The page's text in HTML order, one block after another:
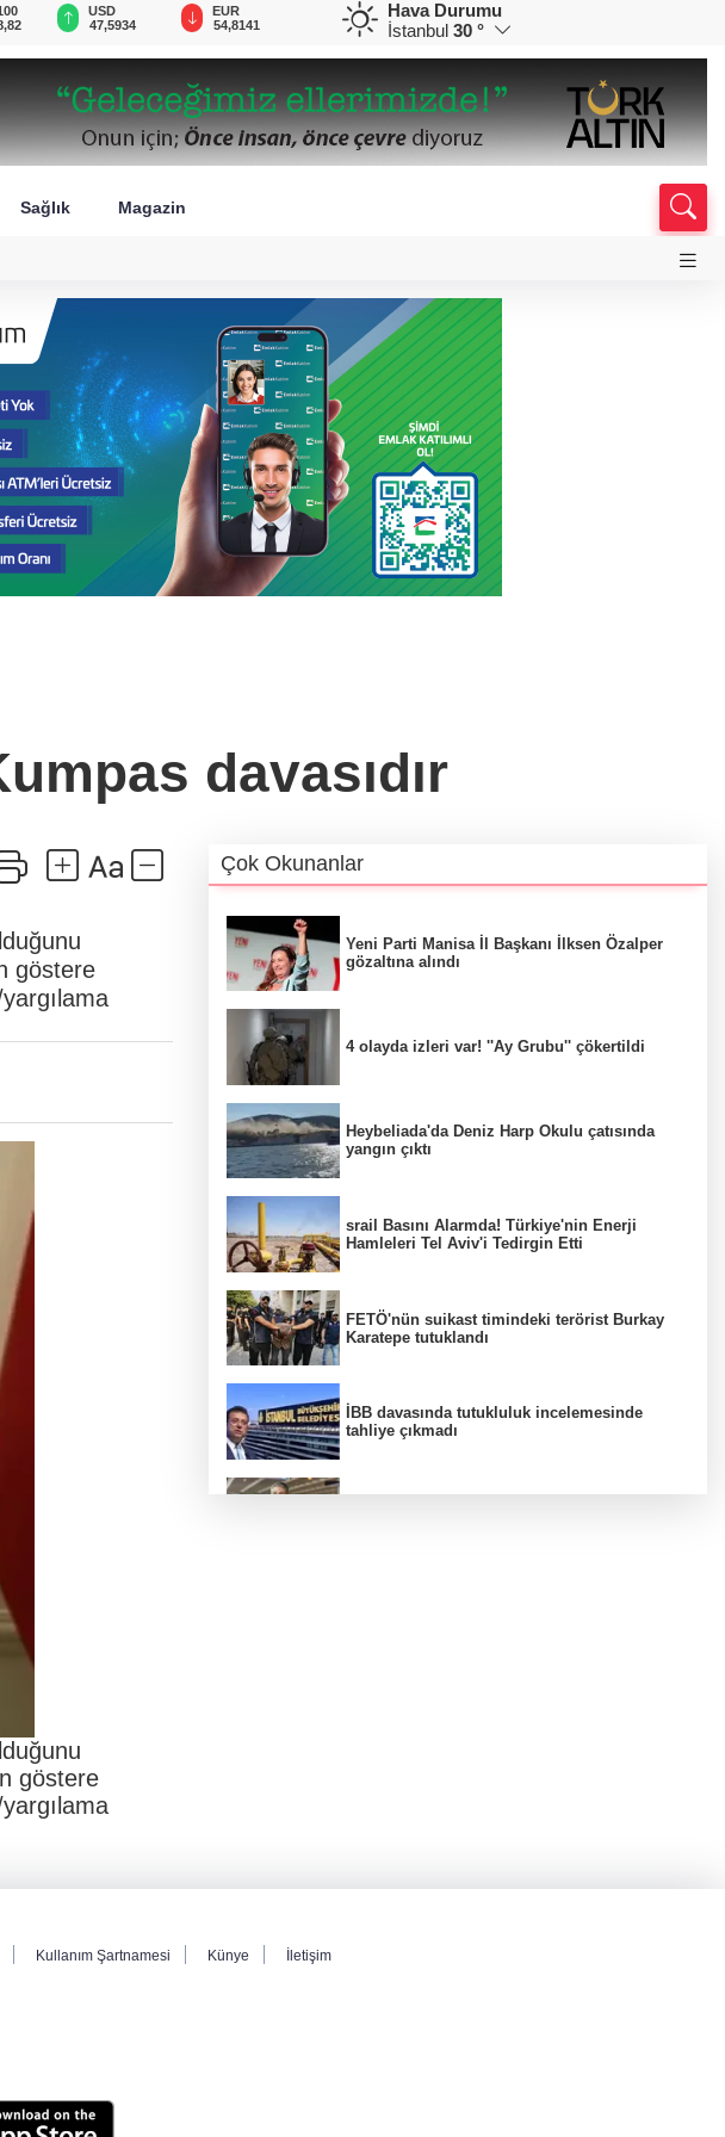
USD
47,5934
EUR
54,8141
GBP
63,9539
CHF
58,5984
Hava Durumu
İstanbul 30 °
Sağlık Magazin
davasıdır
göstere
göstere
Çok Okunanlar
Yeni Parti Manisa İl Başkanı İlksen Özalper
gözaltına alındı
4 olayda izleri var! ''Ay Grubu'' çökertildi
Heybeliada'da Deniz Harp Okulu çatısında
yangın çıktı
srail Basını Alarmda! Türkiye'nin Enerji
Hamleleri Tel Aviv'i Tedirgin Etti
FETÖ'nün suikast timindeki terörist Burkay
Karatepe tutuklandı
İBB davasında tutukluluk incelemesinde
tahliye çıkmadı
Kullanım Şartnamesi Künye İletişim